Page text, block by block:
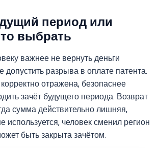
период или
выбрать
важнее не вернуть деньги
допустить разрыва в оплате патента.
отражена, безопаснее
зачёт будущего периода. Возврат
сумма действительно лишняя,
используется, человек сменил регион
быть закрыта зачётом.